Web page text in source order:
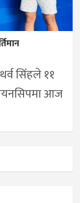
सिंहले ११
आज